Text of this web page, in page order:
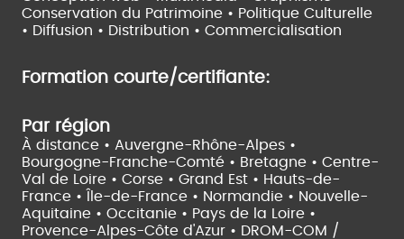
Conservation du Patrimoine • Politique Culturelle
• Diffusion • Distribution • Commercialisation
Formation courte/certifiante:
Par région
À distance • Auvergne-Rhône-Alpes •
Bourgogne-Franche-Comté • Bretagne • Centre-
Val de Loire • Corse • Grand Est • Hauts-de-
France •
Île-de-France • Normandie • Nouvelle-
Aquitaine • Occitanie • Pays de la Loire •
Provence-Alpes-Côte d'Azur • DROM-COM /